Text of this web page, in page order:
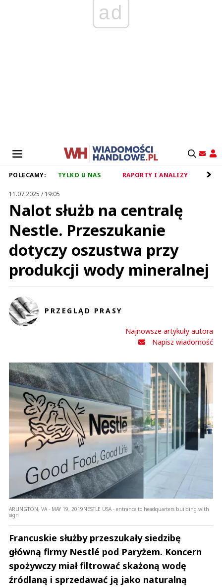
ad
POLECAMY: TYLKO U NAS RAPORTY I ANALIZY
11.07.2025 / 19:05
Nalot służb na centralę
Nestle. Przeszukanie
dotyczy oszustwa przy
produkcji wody mineralnej
PRZEGLĄD PRASY
Najnowsze artykuły autora
Napisz wiadomość
ARLINGTON, VA - MAY 19, 2019NESTLE USA - entrance to headquarters building with
sign
Francuskie służby przeszukały siedzibę
główną firmy Nestlé pod Paryżem. Koncern
spożywczy miał filtrować skażoną wodę
źródlaną i sprzedawać ją jako naturalną